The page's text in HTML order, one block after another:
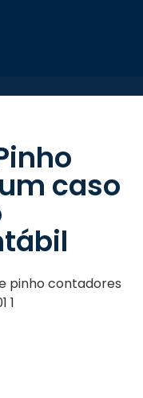
caso